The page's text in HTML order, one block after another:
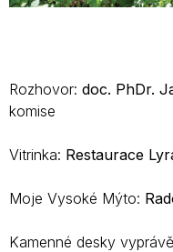
Rozhovor: doc. PhDr.
komise
Vitrinka: Restaurace
Moje Vysoké Mýto:
Kamenné desky